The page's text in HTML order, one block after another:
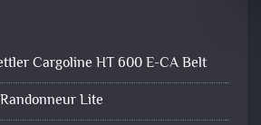
Cargoline HT 600 E-CA Belt
Lite